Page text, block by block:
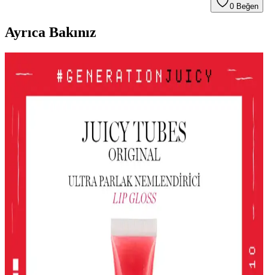
0 Beğen
Ayrıca Bakınız
Le Mabelle Altın Pembe Beyaz Glitter Simli Kız
Çocuk Jel Farı Pratik ve Işıltılı Göz Makyajı
Deneyimi
Le Mabelle'nin pembe, altın ve beyaz tonlarındaki jel farı, kolay
uygulama ve parlaklık sağlar. Çocuklar için uygun, pratik ve
eğlenceli göz makyajı seçeneği sunar.
Gri ve Akınca Renklerinin Kozmetik ve Makyajda
Kullanımı ve Uygulama İpuçları
Gri ve akınca renkleri, makyajda şıklık ve doğal görünüm sağlar.
Uygulama teknikleri ve renk uyumu ile farklı tarzlar
yakalayabilirsiniz.
Alerji Dostu ve Doğal Makyaj Ürünleri: Güvenle
Kullanabileceğiniz En İyi Seçenekler